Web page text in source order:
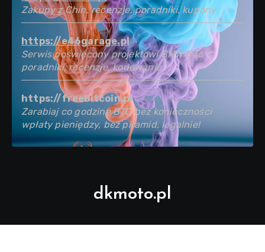
Zakupy z Chin, recenzje, poradniki, kupony
https://e46garage.pl
Serwis poświęcony projektowi BMW E46 -
poradniki, recenzje, kodowanie
https://freebitcoin.pl
Zarabiaj co godzinę BTC bez konieczności
wpłaty pieniędzy, bez piramid, legalnie!
dkmoto.pl